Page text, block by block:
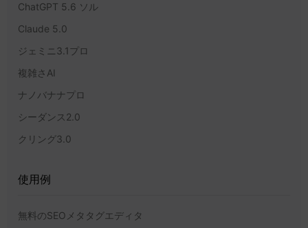
ChatGPT 5.6 ソル
Claude 5.0
ジェミニ3.1プロ
複雑さAI
ナノバナナプロ
シーダンス2.0
クリング3.0
使用例
無料のSEOメタタグエディタ